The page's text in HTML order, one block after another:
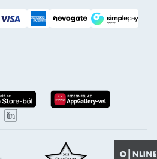
google-play-röl
letöltés az app-store-ból
letöltés